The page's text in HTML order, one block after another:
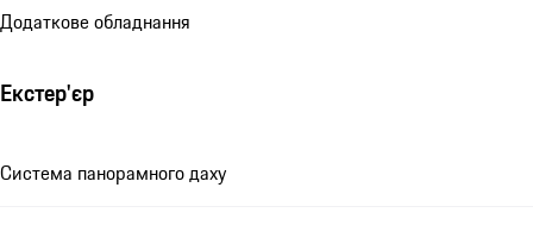
Додаткове обладнання
Екстер'єр
Система панорамного даху